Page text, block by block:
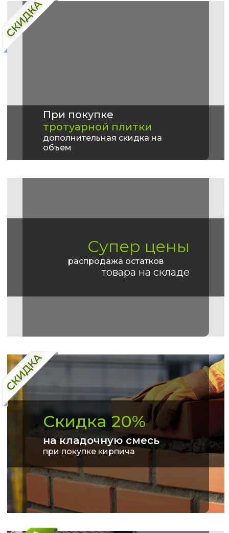
При покупке
тротуарной плитки
дополнительная скидка на
объем
Супер цены
распродажа остатков
товара на складе
Скидка 20%
на кладочную смесь
при покупке кирпича